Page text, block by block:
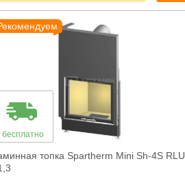
бесплатно
топка Spartherm Mini Sh-4S RLU